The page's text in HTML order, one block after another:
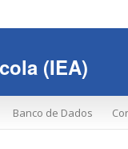
(IEA)
Banco de Dados